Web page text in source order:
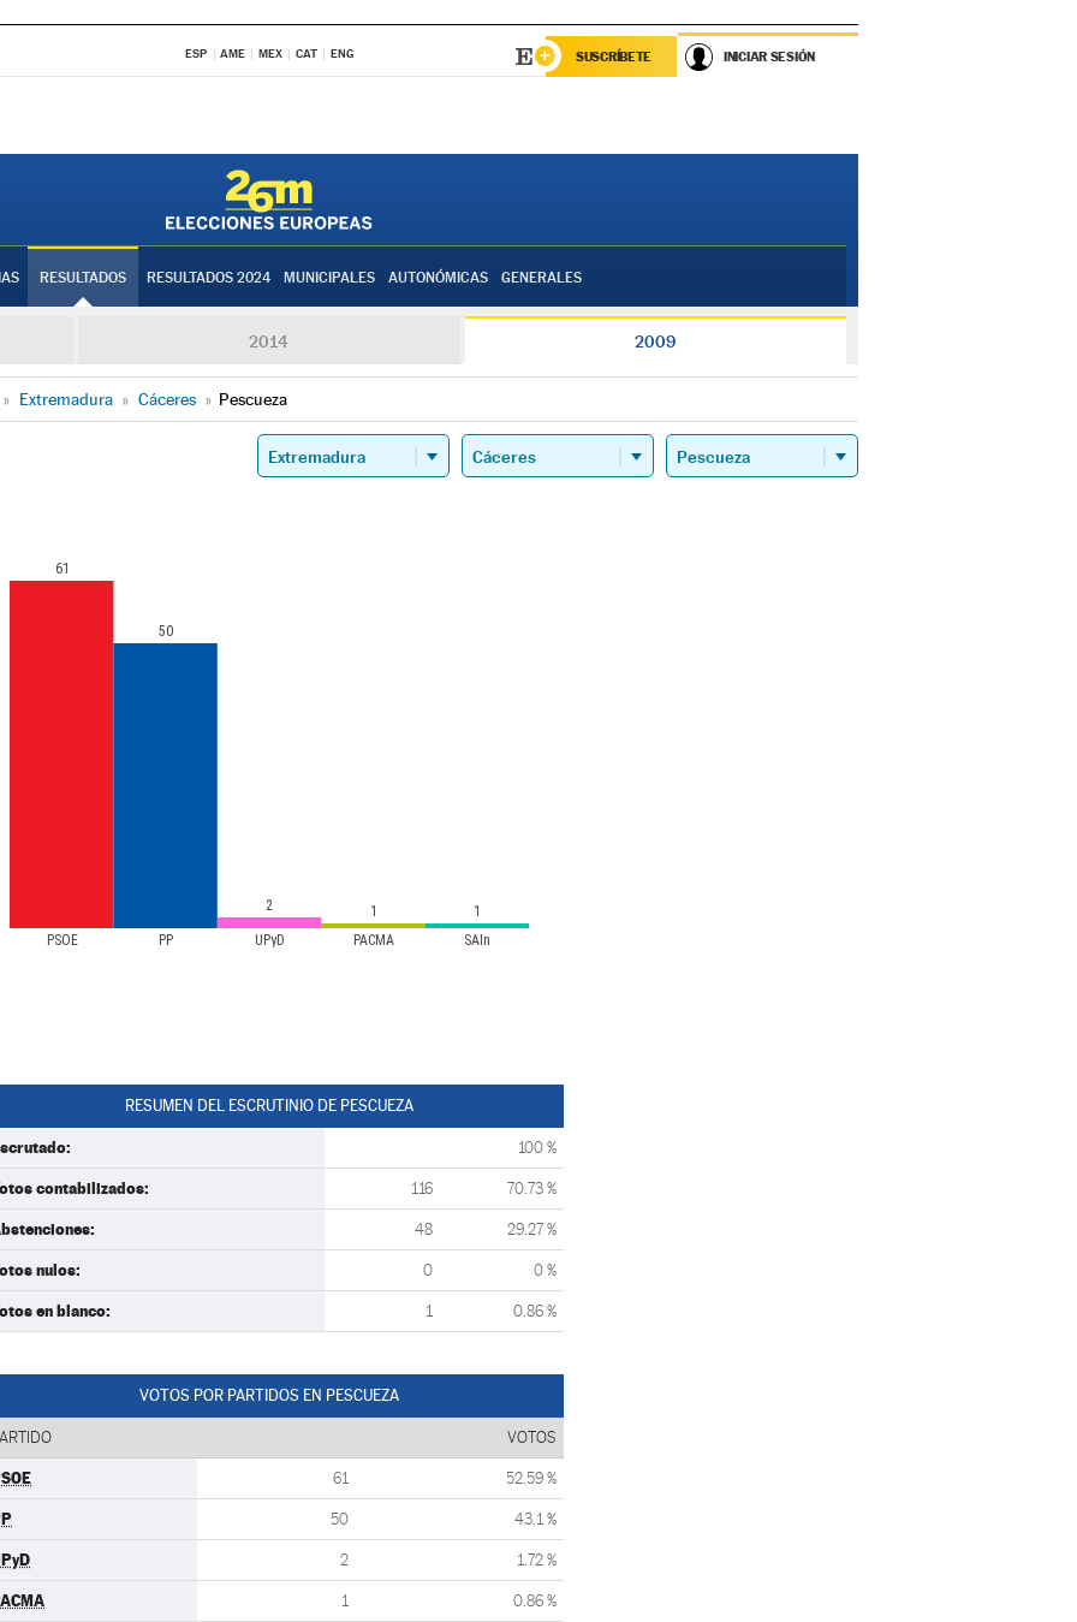
ESP AME MEX CAT ENG SUSCRÍBETE INICIAR SESIÓN
RESULTADOS RESULTADOS 2024 MUNICIPALES AUTONÓMICAS GENERALES
2014 2009
» Extremadura » Cáceres » Pescueza
PSOE PP UPyD PACMA SAIn
61
50
2 1 1
RESUMEN DEL ESCRUTINIO DE PESCUEZA
100 %
contabilizados: 116 70.73 %
48 29.27 %
nulos: 0 0 %
en blanco: 1 0.86 %
VOTOS POR PARTIDOS EN PESCUEZA
VOTOS
61 52.59 %
50 43.1 %
2 1.72 %
1 0.86 %